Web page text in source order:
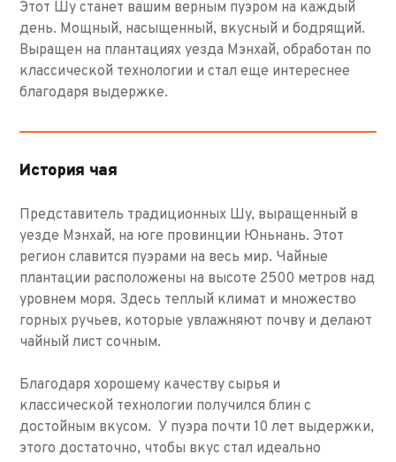
Этот Шу станет вашим верным пуэром на каждый
день. Мощный, насыщенный, вкусный и бодрящий.
Выращен на плантациях уезда Мэнхай, обработан по
классической технологии и стал еще интереснее
благодаря выдержке.
История чая
Представитель традиционных Шу, выращенный в
уезде Мэнхай, на юге провинции Юньнань. Этот
регион славится пуэрами на весь мир. Чайные
плантации расположены на высоте 2500 метров над
уровнем моря. Здесь теплый климат и множество
горных ручьев, которые увлажняют почву и делают
чайный лист сочным.
Благодаря хорошему качеству сырья и
классической технологии получился блин с
достойным вкусом. У пуэра почти 10 лет выдержки,
этого достаточно, чтобы вкус стал идеально